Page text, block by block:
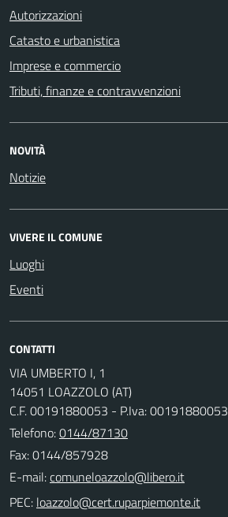
Autorizzazioni
Catasto e urbanistica
Imprese e commercio
Tributi, finanze e contravvenzioni
NOVITÀ
Notizie
VIVERE IL COMUNE
Luoghi
Eventi
CONTATTI
VIA UMBERTO I, 1
14051 LOAZZOLO (AT)
C.F. 00191880053 - P.Iva: 00191880053
Telefono:0144/87130
Fax: 0144/857928
E-mail:
PEC: